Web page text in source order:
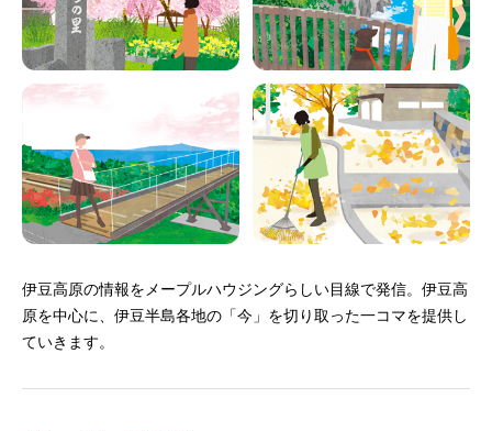
伊豆高原の情報をメープルハウジングらしい目線で発信。 伊豆高
原を中心に、伊豆半島各地の「今」を切り取った一コマを提供し
ていきます。